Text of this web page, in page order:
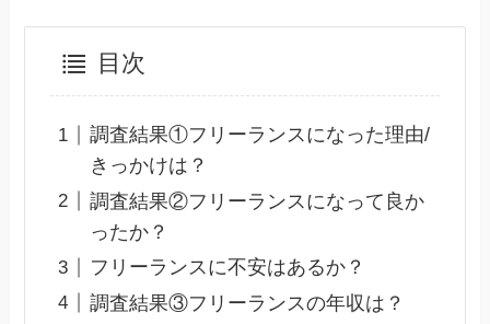
目次
調査結果①フリーランスになった理由/
きっかけは？
調査結果②フリーランスになって良か
ったか？
フリーランスに不安はあるか？
調査結果③フリーランスの年収は？